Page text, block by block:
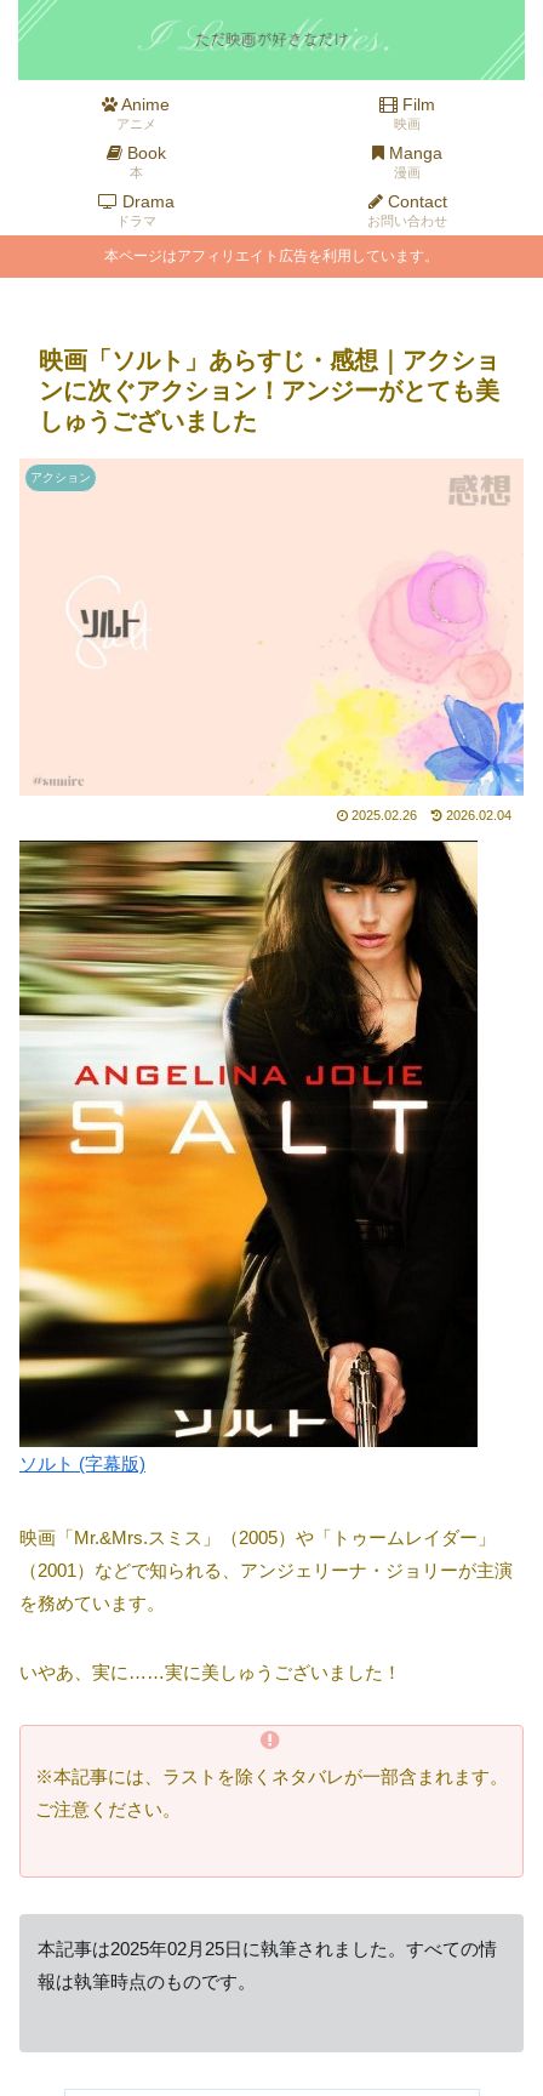
Anime
アニメ
Film
映画
Book
本
Manga
漫画
Drama
ドラマ
Contact
お問い合わせ
本ページはアフィリエイト広告を利用しています。
映画「ソルト」あらすじ・感想｜アクショ
ンに次ぐアクション！アンジーがとても美
しゅうございました
アクション
2025.02.26 2026.02.04
ソルト (字幕版)
映画「Mr.&Mrs.スミス」（2005）や「トゥームレイダー」
（2001）などで知られる、アンジェリーナ・ジョリーが主演
を務めています。
いやあ、実に……実に美しゅうございました！
※本記事には、ラストを除くネタバレが一部含まれます。
ご注意ください。
本記事は2025年02月25日に執筆されました。すべての情
報は執筆時点のものです。